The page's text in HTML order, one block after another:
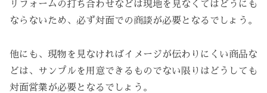
リフォームの打ち合わせなどは現地を見なくてはどうにも
ならないため、必ず対面での商談が必要となるでしょう。
他にも、現物を見なければイメージが伝わりにくい商品な
どは、サンプルを用意できるものでない限りはどうしても
対面営業が必要となるでしょう。